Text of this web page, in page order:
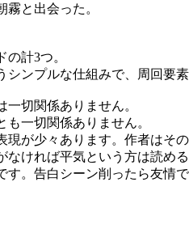
と出会った。
計3つ。
ンプルな仕組みで、周回要
切関係ありません。
一切関係ありません。
が少々あります。作者はそ
ければ平気という方は読め
。告白シーン削ったら友情で